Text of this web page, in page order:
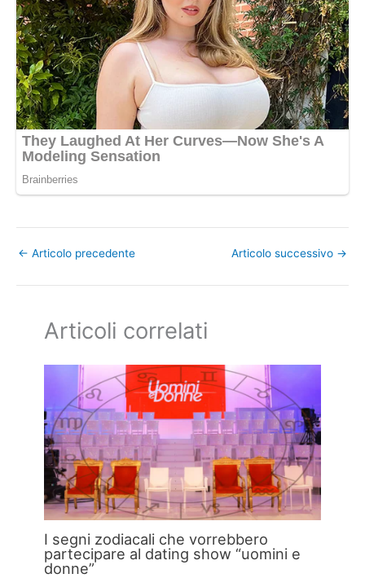
← Articolo precedente Articolo successivo →
Articoli correlati
I segni zodiacali che vorrebbero
partecipare al dating show “uomini e
donne”